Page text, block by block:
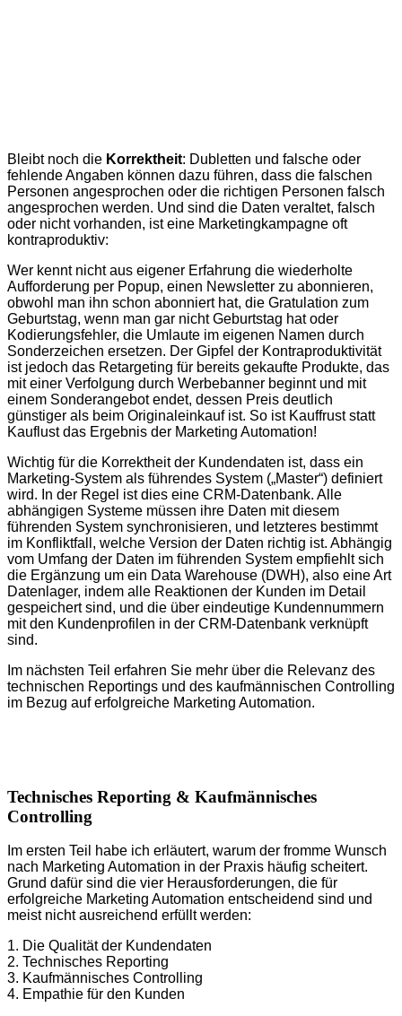
Bleibt noch die Korrektheit: Dubletten und falsche oder
fehlende Angaben können dazu führen, dass die falschen
Personen angesprochen oder die richtigen Personen falsch
angesprochen werden. Und sind die Daten veraltet, falsch
oder nicht vorhanden, ist eine Marketingkampagne oft
kontraproduktiv:
Wer kennt nicht aus eigener Erfahrung die wiederholte
Aufforderung per Popup, einen Newsletter zu abonnieren,
obwohl man ihn schon abonniert hat, die Gratulation zum
Geburtstag, wenn man gar nicht Geburtstag hat oder
Kodierungsfehler, die Umlaute im eigenen Namen durch
Sonderzeichen ersetzen. Der Gipfel der Kontraproduktivität
ist jedoch das Retargeting für bereits gekaufte Produkte, das
mit einer Verfolgung durch Werbebanner beginnt und mit
einem Sonderangebot endet, dessen Preis deutlich
günstiger als beim Originaleinkauf ist. So ist Kauffrust statt
Kauflust das Ergebnis der Marketing Automation!
Wichtig für die Korrektheit der Kundendaten ist, dass ein
Marketing-System als führendes System („Master“) definiert
wird. In der Regel ist dies eine CRM-Datenbank. Alle
abhängigen Systeme müssen ihre Daten mit diesem
führenden System synchronisieren, und letzteres bestimmt
im Konfliktfall, welche Version der Daten richtig ist. Abhängig
vom Umfang der Daten im führenden System empfiehlt sich
die Ergänzung um ein Data Warehouse (DWH), also eine Art
Datenlager, indem alle Reaktionen der Kunden im Detail
gespeichert sind, und die über eindeutige Kundennummern
mit den Kundenprofilen in der CRM-Datenbank verknüpft
sind.
Im nächsten Teil erfahren Sie mehr über die Relevanz des
technischen Reportings und des kaufmännischen Controlling
im Bezug auf erfolgreiche Marketing Automation.
Technisches Reporting & Kaufmännisches
Controlling
Im ersten Teil habe ich erläutert, warum der fromme Wunsch
nach Marketing Automation in der Praxis häufig scheitert.
Grund dafür sind die vier Herausforderungen, die für
erfolgreiche Marketing Automation entscheidend sind und
meist nicht ausreichend erfüllt werden:
1. Die Qualität der Kundendaten
2. Technisches Reporting
3. Kaufmännisches Controlling
4. Empathie für den Kunden